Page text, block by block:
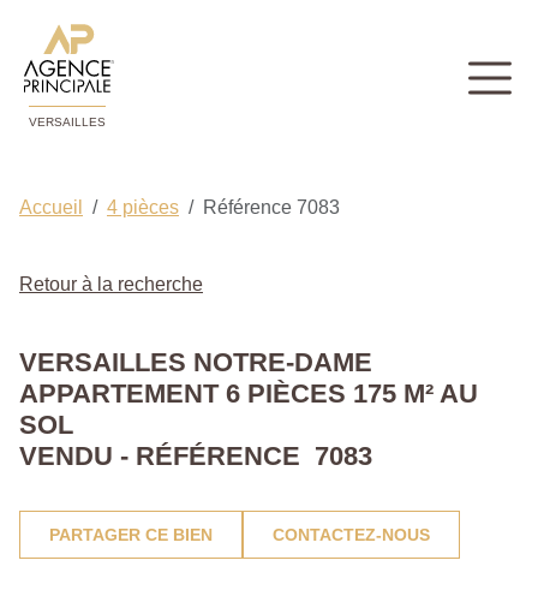
VERSAILLES
Accueil 4 pièces Référence 7083
Retour à la recherche
VERSAILLES NOTRE-DAME
APPARTEMENT 6 PIÈCES 175 M² AU
SOL
VENDU - RÉFÉRENCE 7083
PARTAGER CE BIEN CONTACTEZ-NOUS